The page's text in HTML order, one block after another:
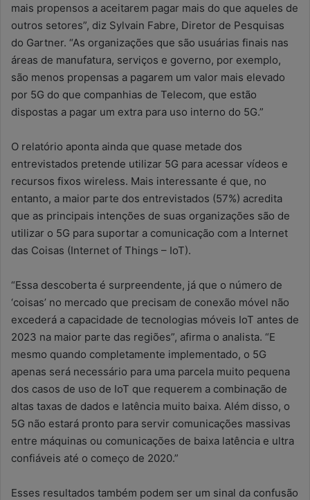
mais propensos a aceitarem pagar mais do que aqueles de
outros setores”, diz Sylvain Fabre, Diretor de Pesquisas
do Gartner. “As organizações que são usuárias finais nas
áreas de manufatura, serviços e governo, por exemplo,
são menos propensas a pagarem um valor mais elevado
por 5G do que companhias de Telecom, que estão
dispostas a pagar um extra para uso interno do 5G.”
O relatório aponta ainda que quase metade dos
entrevistados pretende utilizar 5G para acessar vídeos e
recursos fixos wireless. Mais interessante é que, no
entanto, a maior parte dos entrevistados (57%) acredita
que as principais intenções de suas organizações são de
utilizar o 5G para suportar a comunicação com a Internet
das Coisas (Internet of Things – IoT).
“Essa descoberta é surpreendente, já que o número de
‘coisas’ no mercado que precisam de conexão móvel não
excederá a capacidade de tecnologias móveis IoT antes de
2023 na maior parte das regiões”, afirma o analista. “E
mesmo quando completamente implementado, o 5G
apenas será necessário para uma parcela muito pequena
dos casos de uso de IoT que requerem a combinação de
altas taxas de dados e latência muito baixa. Além disso, o
5G não estará pronto para servir comunicações massivas
entre máquinas ou comunicações de baixa latência e ultra
confiáveis até o começo de 2020.”
Esses resultados também podem ser um sinal da confusão